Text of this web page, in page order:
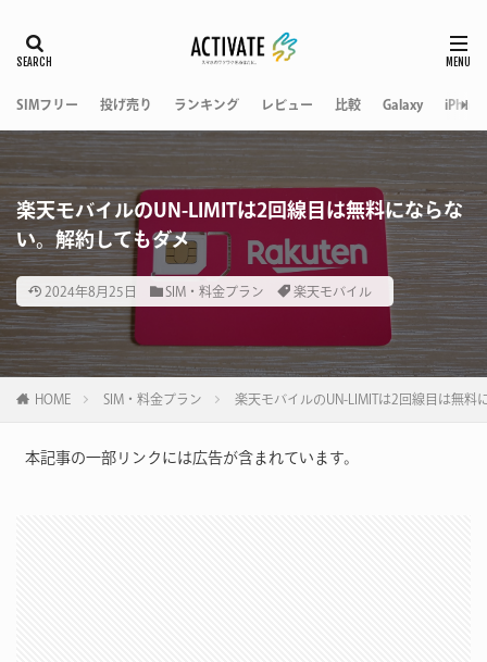
SIMフリー 投げ売り ランキング レビュー 比較 Galaxy iPhone
楽天モバイルのUN-LIMITは2回線目は無料にならな
い。解約してもダメ
2024年8月25日 SIM・料金プラン 楽天モバイル
HOME SIM・料金プラン 楽天モバイルのUN-LIMITは2回線目は無料
本記事の一部リンクには広告が含まれています。